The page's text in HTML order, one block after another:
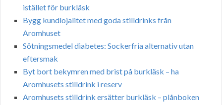
istället för burkläsk
Bygg kundlojalitet med goda stilldrinks från
Aromhuset
Sötningsmedel diabetes: Sockerfria alternativ utan
eftersmak
Byt bort bekymren med brist på burkläsk – ha
Aromhusets stilldrink i reserv
Aromhusets stilldrink ersätter burkläsk – plånboken